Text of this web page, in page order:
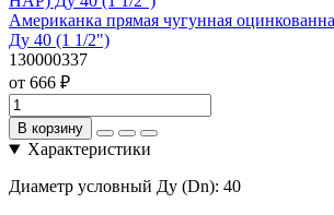
Американка прямая чугунная
Ду 40 (1 1/2")
130000337
от 666 ₽
В корзину
Характеристики
Диаметр условный Ду (Dn): 40